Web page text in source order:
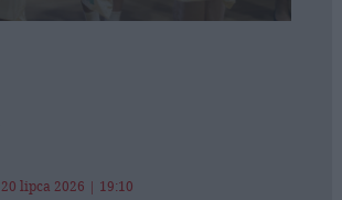
20 lipca 2026 | 19:10